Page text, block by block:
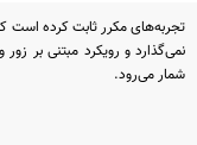
تجربه‌های مکرر ثابت کرده است
نمی‌گذارد و رویکرد مبتنی بر
شمار می‌رود.